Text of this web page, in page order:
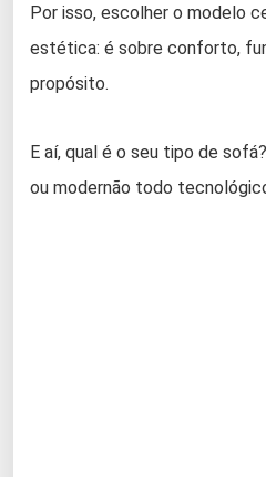
Por isso, escolher o modelo
estética: é sobre conforto,
propósito.
E aí, qual é o seu tipo de
ou modernão todo